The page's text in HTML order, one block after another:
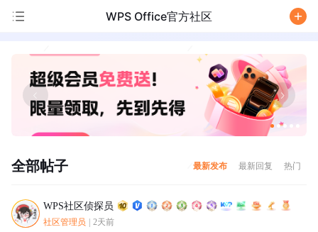
WPS Office官方社区
全部帖子 最新发布 最新回复 热门
WPS社区侦探员
社区管理员 2天前